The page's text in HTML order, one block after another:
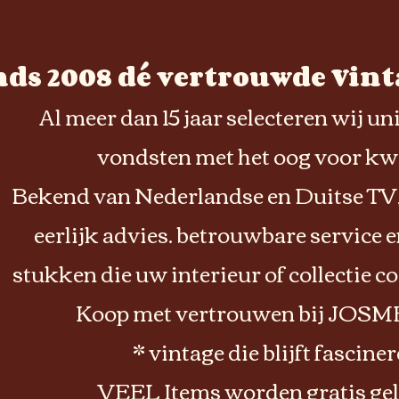
2008 dé vertrouwde
Al meer dan 15 jaar selecteren wij
vondsten met het oog voor
Bekend van Nederlandse en Duitse
eerlijk advies. betrouwbare service
stukken die uw interieur of collectie
Koop met vertrouwen bij
* vintage die blijft
VEEL Items worden gratis